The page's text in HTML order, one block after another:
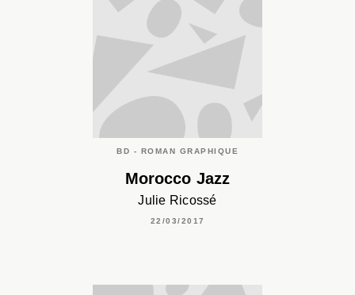
BD - ROMAN GRAPHIQUE
Morocco Jazz
Julie Ricossé
22/03/2017